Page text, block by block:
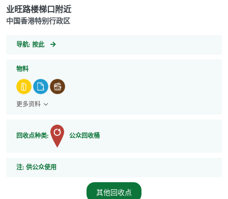
业旺路楼梯口附近
中国香港特别行政区
导航: GeoCoordinates
按此
物料
更多资料
回收点种类: 公众回收桶
注: 注
供公众使用
其他回收点